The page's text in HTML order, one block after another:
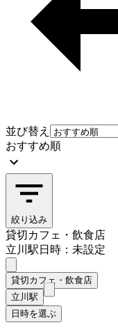
並び替え
おすすめ順
絞り込み
貸切カフェ・飲食店
立川駅日時：未設定
貸切カフェ・飲食店
立川駅
日時を選ぶ